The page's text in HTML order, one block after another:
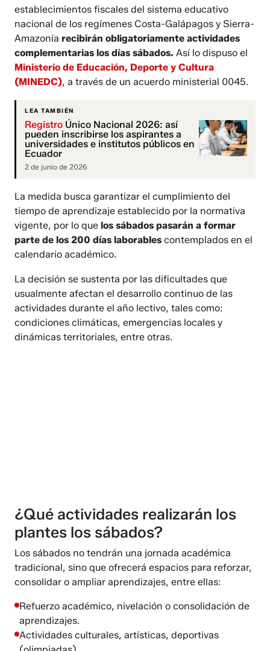
establecimientos fiscales del sistema educativo
nacional de los regímenes Costa-Galápagos y Sierra-
Amazoníarecibirán obligatoriamente actividades
complementarias los días sábados. Así lo dispuso el
Ministerio de Educación, Deporte y Cultura
(MINEDC), a través de un acuerdo ministerial 0045.
LEA TAMBIÉN
Registro Único Nacional 2026: así
pueden inscribirse los aspirantes a
universidades e institutos públicos en
Ecuador
2 de junio de 2026
La medida busca garantizar el cumplimiento del
tiempo de aprendizaje establecido por la normativa
vigente, por lo que los sábados pasarán a formar
parte de los 200 días laborables contemplados en el
calendario académico.
La decisión se sustenta por las dificultades que
usualmente afectan el desarrollo continuo de las
actividades durante el año lectivo, tales como:
condiciones climáticas, emergencias locales y
dinámicas territoriales, entre otras.
¿Qué actividades realizarán los
plantes los sábados?
Los sábados no tendrán una jornada académica
tradicional, sino que ofrecerá espacios para reforzar,
consolidar o ampliar aprendizajes, entre ellas:
Refuerzo académico, nivelación o consolidación de
aprendizajes.
Actividades culturales, artísticas, deportivas